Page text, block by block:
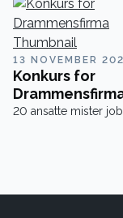
13 NOVEMBER
Konkurs for
20 ansatte mister